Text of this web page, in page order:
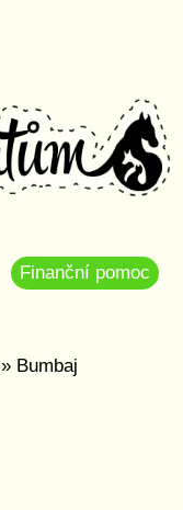
Finanční pomoc
» Bumbaj